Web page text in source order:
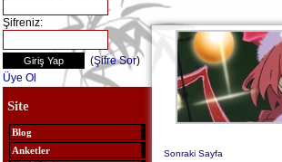
Şifreniz:
(Şifre Sor)
Üye Ol
Site
Blog
Anketler
Sonraki Sayfa